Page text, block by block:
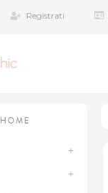
Registrati
HOME